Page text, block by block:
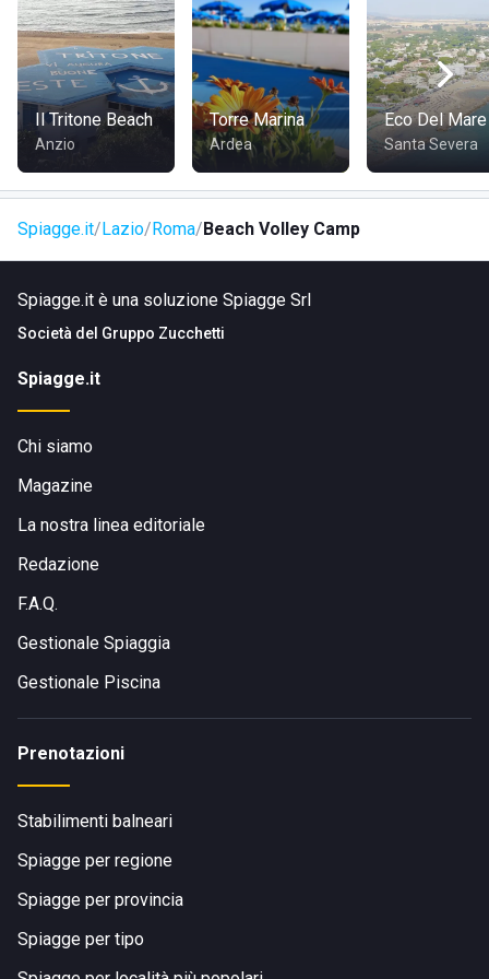
Il Tritone Beach
Anzio
Torre Marina
Ardea
Eco Del Mare
Santa Severa
Spiagge.it Lazio Roma Beach Volley Camp
Spiagge.it è una soluzione Spiagge Srl
Società del Gruppo Zucchetti
Spiagge.it
Chi siamo
Magazine
La nostra linea editoriale
Redazione
F.A.Q.
Gestionale Spiaggia
Gestionale Piscina
Prenotazioni
Stabilimenti balneari
Spiagge per regione
Spiagge per provincia
Spiagge per tipo